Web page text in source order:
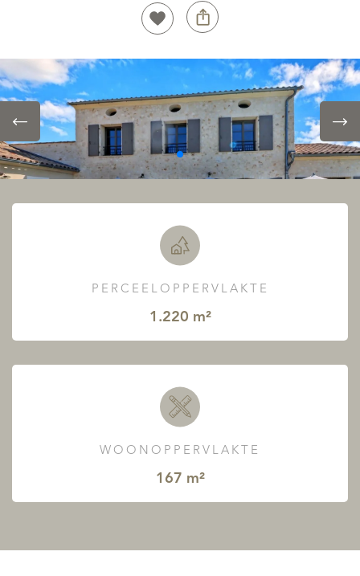
PERCEELOPPERVLAKTE
1.220 m²
WOONOPPERVLAKTE
167 m²